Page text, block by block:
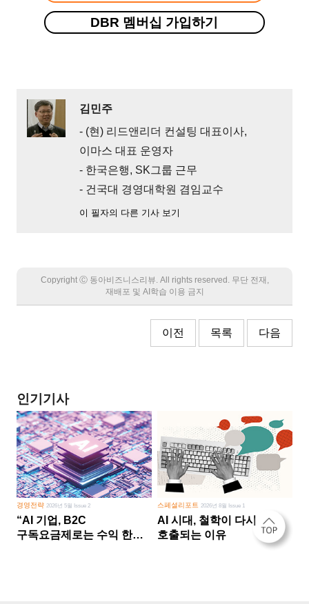
DBR 멤버십 가입하기
김민주
- (현) 리드앤리더 컨설팅 대표이사,
이마스 대표 운영자
- 한국은행, SK그룹 근무
- 건국대 경영대학원 겸임교수
이 필자의 다른 기사 보기
Copyright Ⓒ 동아비즈니스리뷰. All rights reserved. 무단 전재,
재배포 및 AI학습 이용 금지
이전 목록 다음
인기기사
경영전략 2026년 5월 Issue 2
“AI 기업, B2C
구독요금제로는 수익 한계
스페셜리포트 2026년 8월 Issue 1
AI 시대, 철학이 다시
호출되는 이유